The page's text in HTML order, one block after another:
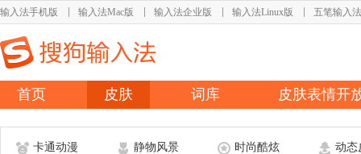
输入法手机版 输入法Mac版 输入法企业版 输入法Linux版 五笔输入法
首页 皮肤 词库 皮肤表情开
卡通动漫 静物风景 时尚酷炫 动态